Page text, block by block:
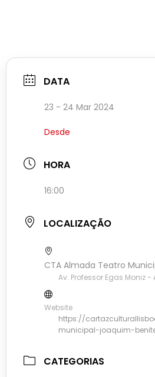
DATA
23 - 24 Mar 2024
Desde
HORA
16:00
LOCALIZAÇÃO
CTA Almada Teatro
Av. Professor Egas Moniz
Website
https://
municipal-joaquim-
CATEGORIAS